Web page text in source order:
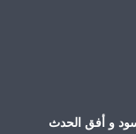
و أفق الحدث